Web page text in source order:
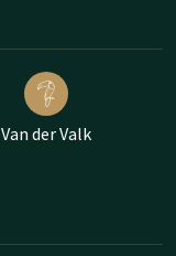
Van der Valk